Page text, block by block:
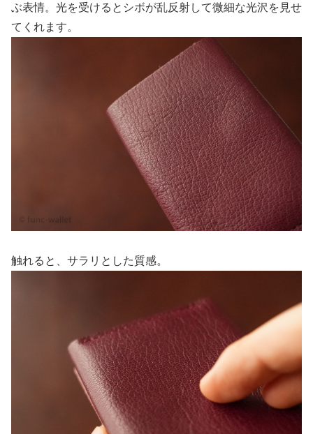
ぶ表情。光を受けるとシボが乱反射して微細な光沢を見せ
てくれます。
触れると、サラリとした質感。